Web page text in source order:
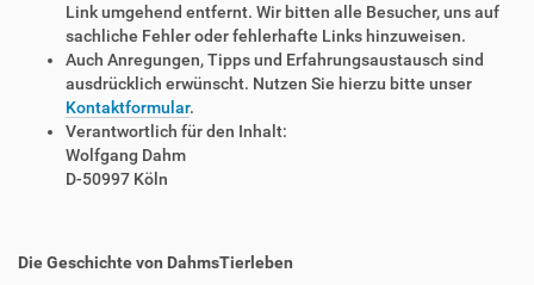
Link umgehend entfernt. Wir bitten alle Besucher, uns auf
sachliche Fehler oder fehlerhafte Links hinzuweisen.
Auch Anregungen, Tipps und Erfahrungsaustausch sind
ausdrücklich erwünscht. Nutzen Sie hierzu bitte unser
Kontaktformular.
Verantwortlich für den Inhalt:
Wolfgang Dahm
D-50997 Köln
Die Geschichte von DahmsTierleben